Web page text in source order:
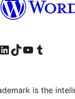
Facebooka
konto na Instagramie
Odwiedź nasze konto na LinkedIn
Odwiedź naszego TikToka
Odwiedź nasz kanał YouTube
Odwiedź naszego Tumblra
is the